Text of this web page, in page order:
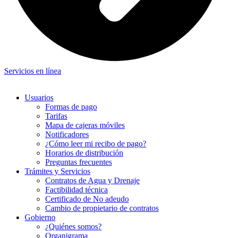
Servicios en línea
Usuarios
Formas de pago
Tarifas
Mapa de cajeras móviles
Notificadores
¿Cómo leer mi recibo de pago?
Horarios de distribución
Preguntas frecuentes
Trámites y Servicios
Contratos de Agua y Drenaje
Factibilidad técnica
Certificado de No adeudo
Cambio de propietario de contratos
Gobierno
¿Quiénes somos?
Organigrama